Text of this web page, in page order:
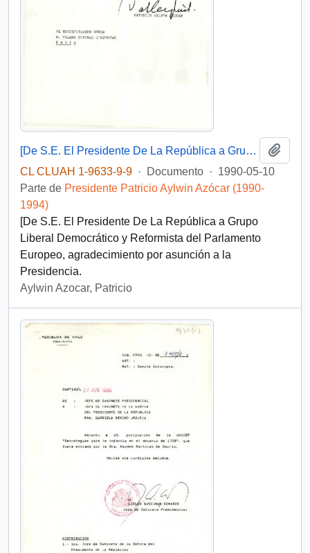
[De S.E. El Presidente De La República a Grupo Liberal Democrático y Reformista del Parlamento Europeo]
CL CLUAH 1-9633-9-9 · Documento · 1990-05-10
Parte de Presidente Patricio Aylwin Azócar (1990-
1994)
[De S.E. El Presidente De La República a Grupo
Liberal Democrático y Reformista del Parlamento
Europeo, agradecimiento por asunción a la
Presidencia.
Aylwin Azocar, Patricio